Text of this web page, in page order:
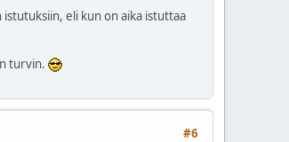
eli kun on aika istuttaa
turvin.
#6